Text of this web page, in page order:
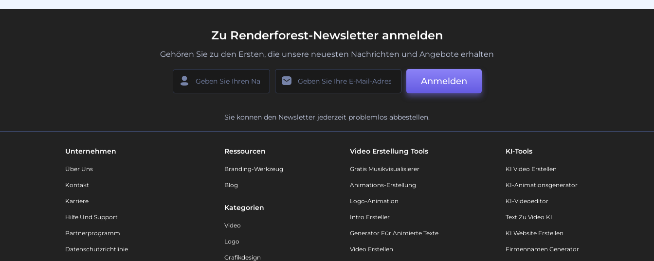
Zu Renderforest-Newsletter anmelden
Gehören Sie zu den Ersten, die unsere neuesten Nachrichten und Angebote erhalten
Anmelden
Sie können den Newsletter jederzeit problemlos abbestellen.
Unternehmen
Über Uns
Kontakt
Karriere
Hilfe Und Support
Partnerprogramm
Datenschutzrichtlinie
Ressourcen
Branding-Werkzeug
Blog
Kategorien
Video
Logo
Grafikdesign
Video Erstellung Tools
Gratis Musikvisualisierer
Animations-Erstellung
Logo-Animation
Intro Ersteller
Generator Für Animierte Texte
Video Erstellen
KI-Tools
KI Video Erstellen
KI-Animationsgenerator
KI-Videoeditor
Text Zu Video KI
KI Website Erstellen
Firmennamen Generator